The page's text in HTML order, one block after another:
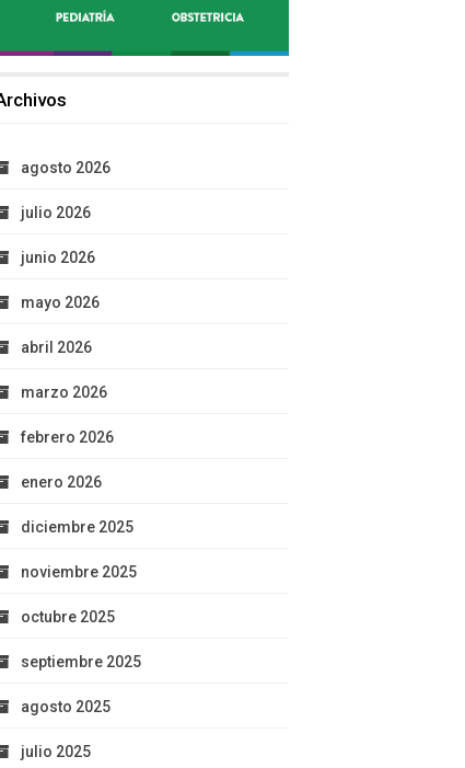
agosto 2026
julio 2026
junio 2026
mayo 2026
abril 2026
marzo 2026
febrero 2026
enero 2026
diciembre 2025
noviembre 2025
octubre 2025
septiembre 2025
agosto 2025
julio 2025